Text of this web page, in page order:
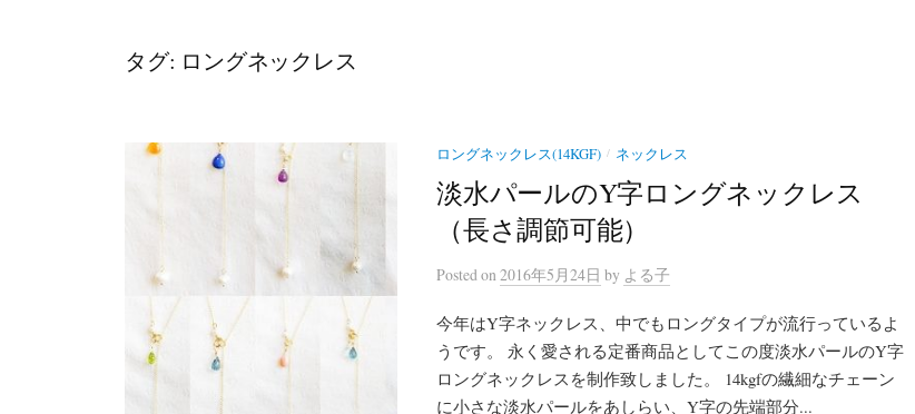
タグ: ロングネックレス
ロングネックレス(14KGF) / ネックレス
淡水パールのY字ロングネックレス
（長さ調節可能）
Postedon 2016年5月24日 by よる子
今年はY字ネックレス、中でもロングタイプが流行っているよ
うです。 永く愛される定番商品としてこの度淡水パールのY字
ロングネックレスを制作致しました。 14kgfの繊細なチェーン
に小さな淡水パールをあしらい、Y字の先端部分...